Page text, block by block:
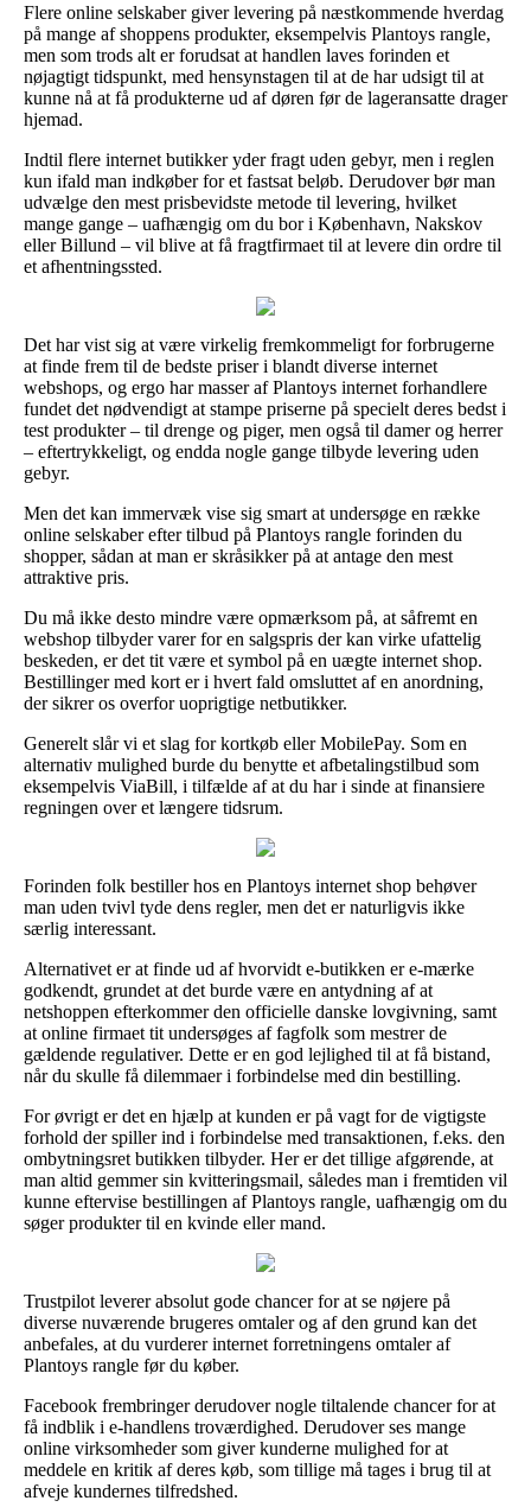
Flere online selskaber giver levering på næstkommende hverdag
på mange af shoppens produkter, eksempelvis Plantoys rangle,
men som trods alt er forudsat at handlen laves forinden et
nøjagtigt tidspunkt, med hensynstagen til at de har udsigt til at
kunne nå at få produkterne ud af døren før de lageransatte drager
hjemad.
Indtil flere internet butikker yder fragt uden gebyr, men i reglen
kun ifald man indkøber for et fastsat beløb. Derudover bør man
udvælge den mest prisbevidste metode til levering, hvilket
mange gange – uafhængig om du bor i København, Nakskov
eller Billund – vil blive at få fragtfirmaet til at levere din ordre til
et afhentningssted.
Det har vist sig at være virkelig fremkommeligt for forbrugerne
at finde frem til de bedste priser i blandt diverse internet
webshops, og ergo har masser af Plantoys internet forhandlere
fundet det nødvendigt at stampe priserne på specielt deres bedst i
test produkter – til drenge og piger, men også til damer og herrer
– eftertrykkeligt, og endda nogle gange tilbyde levering uden
gebyr.
Men det kan immervæk vise sig smart at undersøge en række
online selskaber efter tilbud på Plantoys rangle forinden du
shopper, sådan at man er skråsikker på at antage den mest
attraktive pris.
Du må ikke desto mindre være opmærksom på, at såfremt en
webshop tilbyder varer for en salgspris der kan virke ufattelig
beskeden, er det tit være et symbol på en uægte internet shop.
Bestillinger med kort er i hvert fald omsluttet af en anordning,
der sikrer os overfor uoprigtige netbutikker.
Generelt slår vi et slag for kortkøb eller MobilePay. Som en
alternativ mulighed burde du benytte et afbetalingstilbud som
eksempelvis ViaBill, i tilfælde af at du har i sinde at finansiere
regningen over et længere tidsrum.
Forinden folk bestiller hos en Plantoys internet shop behøver
man uden tvivl tyde dens regler, men det er naturligvis ikke
særlig interessant.
Alternativet er at finde ud af hvorvidt e-butikken er e-mærke
godkendt, grundet at det burde være en antydning af at
netshoppen efterkommer den officielle danske lovgivning, samt
at online firmaet tit undersøges af fagfolk som mestrer de
gældende regulativer. Dette er en god lejlighed til at få bistand,
når du skulle få dilemmaer i forbindelse med din bestilling.
For øvrigt er det en hjælp at kunden er på vagt for de vigtigste
forhold der spiller ind i forbindelse med transaktionen, f.eks. den
ombytningsret butikken tilbyder. Her er det tillige afgørende, at
man altid gemmer sin kvitteringsmail, således man i fremtiden vil
kunne eftervise bestillingen af Plantoys rangle, uafhængig om du
søger produkter til en kvinde eller mand.
Trustpilot leverer absolut gode chancer for at se nøjere på
diverse nuværende brugeres omtaler og af den grund kan det
anbefales, at du vurderer internet forretningens omtaler af
Plantoys rangle før du køber.
Facebook frembringer derudover nogle tiltalende chancer for at
få indblik i e-handlens troværdighed. Derudover ses mange
online virksomheder som giver kunderne mulighed for at
meddele en kritik af deres køb, som tillige må tages i brug til at
afveje kundernes tilfredshed.